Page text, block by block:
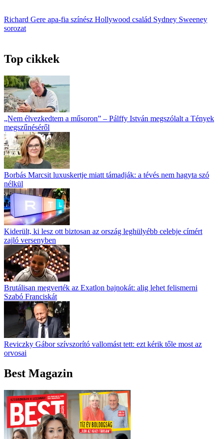
Richard Gere apa-fia színész Hollywood család Sydney Sweeney
sorozat
Top cikkek
„Nem élvezkedtem a műsoron” – Pálffy István megszólalt a Tények
megszűnéséről
Borbás Marcsit luxuskertje miatt támadják: a tévés nem hagyta szó
nélkül
Kiderült, ki lesz ott biztosan az ország leghülyébb celebje címért
zajló versenyben
Brutálisan megverték az Exatlon bajnokát: alig lehet felismerni
Szabó Franciskát
Reviczky Gábor szívszorító vallomást tett: ezt kérik tőle most az
orvosai
Best Magazin